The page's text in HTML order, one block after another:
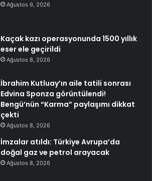
Ağustos 9, 2026
Kaçak kazı operasyonunda 1500 yıllık
eser ele geçirildi
Ağustos 8, 2026
İbrahim Kutluay’ın aile tatili sonrası
Edvina Sponza görüntülendi!
Bengü’nün “Karma” paylaşımı dikkat
çekti
Ağustos 8, 2026
İmzalar atıldı: Türkiye Avrupa’da
doğal gaz ve petrol arayacak
Ağustos 8, 2026